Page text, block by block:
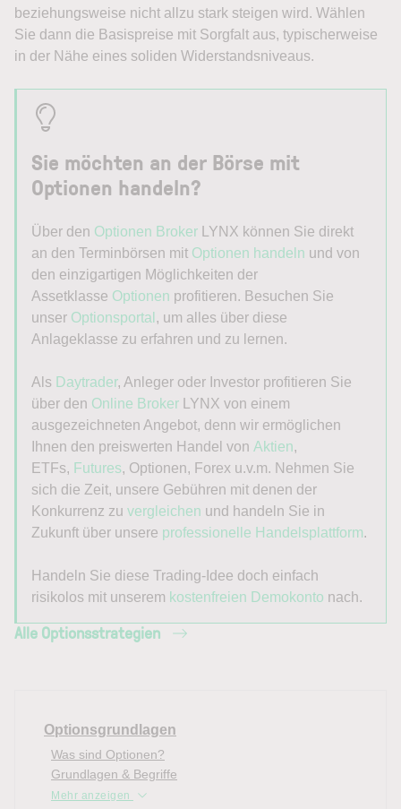
beziehungsweise nicht allzu stark steigen wird. Wählen
Sie dann die Basispreise mit Sorgfalt aus, typischerweise
in der Nähe eines soliden Widerstandsniveaus.
Sie möchten an der Börse mit
Optionen handeln?
Über den Optionen Broker LYNX können Sie direkt
an den Terminbörsen mit Optionen handeln und von
den einzigartigen Möglichkeiten der
Assetklasse Optionen profitieren. Besuchen Sie
unser Optionsportal , um alles über diese
Anlageklasse zu erfahren und zu lernen.
Als Daytrader, Anleger oder Investor profitieren Sie
über den Online Broker LYNX von einem
ausgezeichneten Angebot, denn wir ermöglichen
Ihnen den preiswerten Handel von Aktien,
ETFs, Futures, Optionen, Forex u.v.m. Nehmen Sie
sich die Zeit, unsere Gebühren mit denen der
Konkurrenz zu vergleichen und handeln Sie in
Zukunft über unsere professionelle Handelsplattform.
Handeln Sie diese Trading-Idee doch einfach
risikolos mit unserem kostenfreien Demokonto nach.
Alle Optionsstrategien
Optionsgrundlagen
Was sind Optionen?
Grundlagen & Begriffe
Mehr anzeigen